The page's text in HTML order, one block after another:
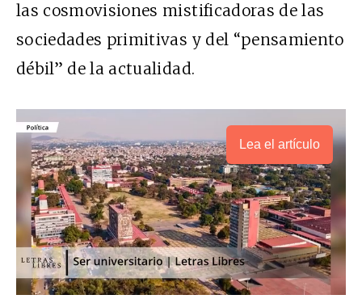
las cosmovisiones mistificadoras de las
sociedades primitivas y del “pensamiento
débil” de la actualidad.
Lea el artículo